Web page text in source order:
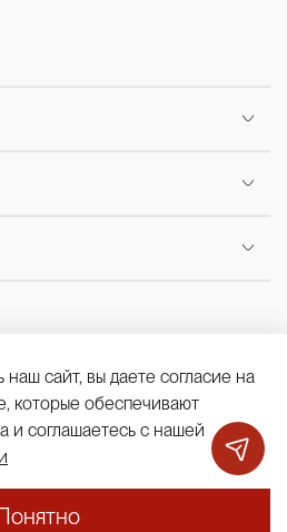
7 450 ₽ 14 900 ₽
В корзину
сайт, вы даете согласие на
которые обеспечивают
и соглашаетесь с нашей